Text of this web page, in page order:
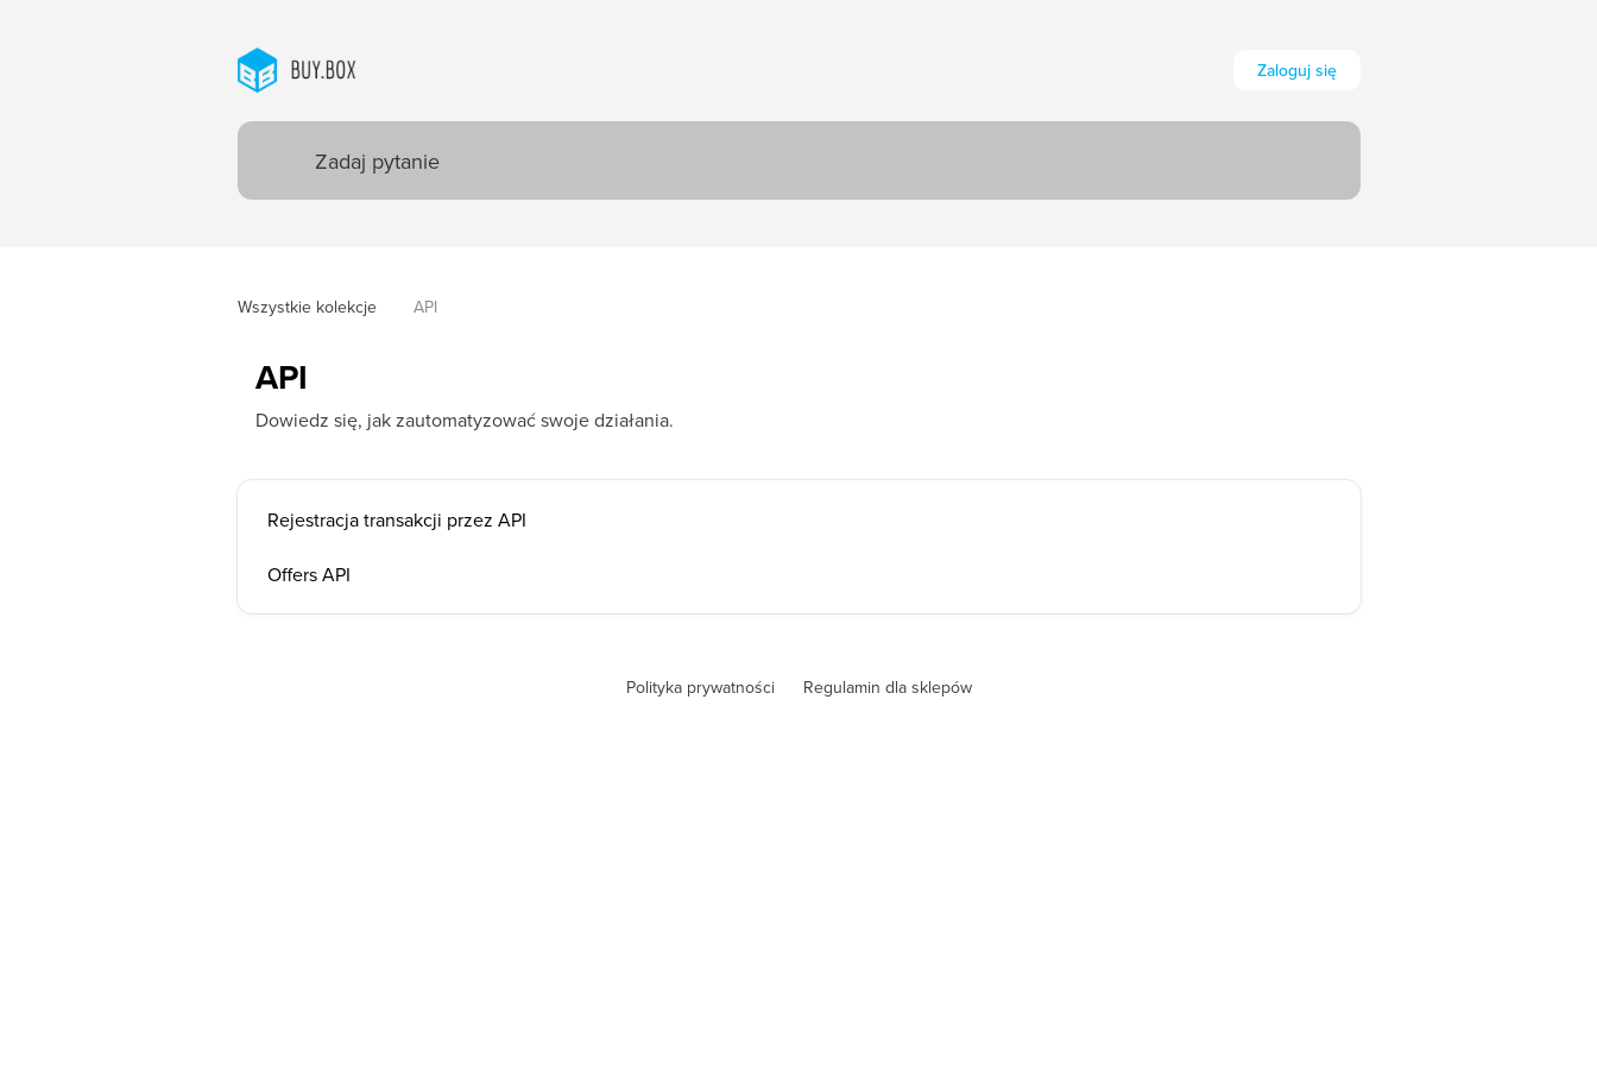
Zaloguj się
Wszystkie kolekcje API
API
Dowiedz się, jak zautomatyzować swoje działania.
Rejestracja transakcji przez API
Offers API
Polityka prywatności Regulamin dla sklepów